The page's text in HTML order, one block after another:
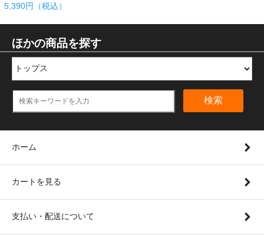
5,390円（税込）
ほかの商品を探す
検索
ホーム
カートを見る
支払い・配送について